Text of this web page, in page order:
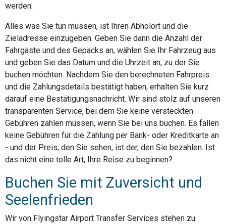
werden.
Alles was Sie tun müssen, ist Ihren Abholort und die
Zieladresse einzugeben. Geben Sie dann die Anzahl der
Fahrgäste und des Gepäcks an, wählen Sie Ihr Fahrzeug aus
und geben Sie das Datum und die Uhrzeit an, zu der Sie
buchen möchten. Nachdem Sie den berechneten Fahrpreis
und die Zahlungsdetails bestätigt haben, erhalten Sie kurz
darauf eine Bestätigungsnachricht. Wir sind stolz auf unseren
transparenten Service, bei dem Sie keine versteckten
Gebühren zahlen müssen, wenn Sie bei uns buchen. Es fallen
keine Gebühren für die Zahlung per Bank- oder Kreditkarte an
- und der Preis, den Sie sehen, ist der, den Sie bezahlen. Ist
das nicht eine tolle Art, Ihre Reise zu beginnen?
Buchen Sie mit Zuversicht und
Seelenfrieden
Wir von Flyingstar Airport Transfer Services stehen zu